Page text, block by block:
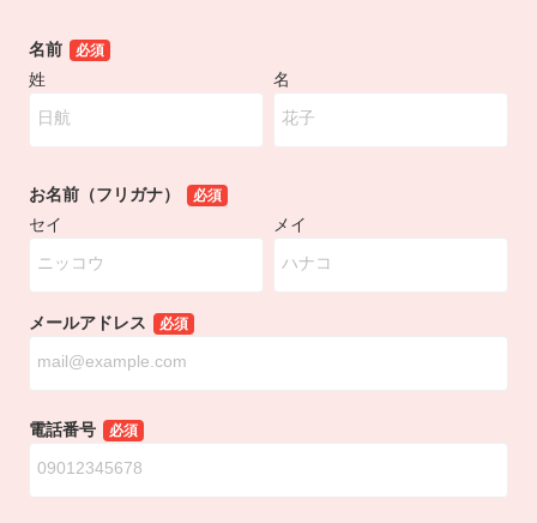
名前 必須
姓 名
お名前（フリガナ） 必須
セイ メイ
メールアドレス 必須
電話番号 必須